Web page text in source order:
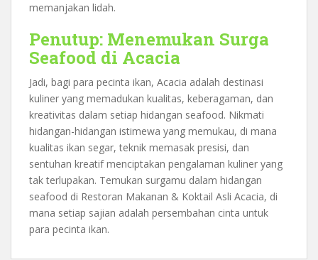
memanjakan lidah.
Penutup: Menemukan Surga
Seafood di Acacia
Jadi, bagi para pecinta ikan, Acacia adalah destinasi
kuliner yang memadukan kualitas, keberagaman, dan
kreativitas dalam setiap hidangan seafood. Nikmati
hidangan-hidangan istimewa yang memukau, di mana
kualitas ikan segar, teknik memasak presisi, dan
sentuhan kreatif menciptakan pengalaman kuliner yang
tak terlupakan. Temukan surgamu dalam hidangan
seafood di Restoran Makanan & Koktail Asli Acacia, di
mana setiap sajian adalah persembahan cinta untuk
para pecinta ikan.